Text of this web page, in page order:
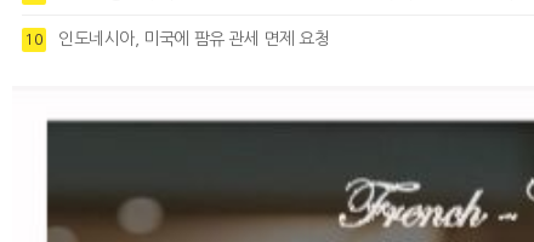
10 인도네시아, 미국에 팜유 관세 면제 요청